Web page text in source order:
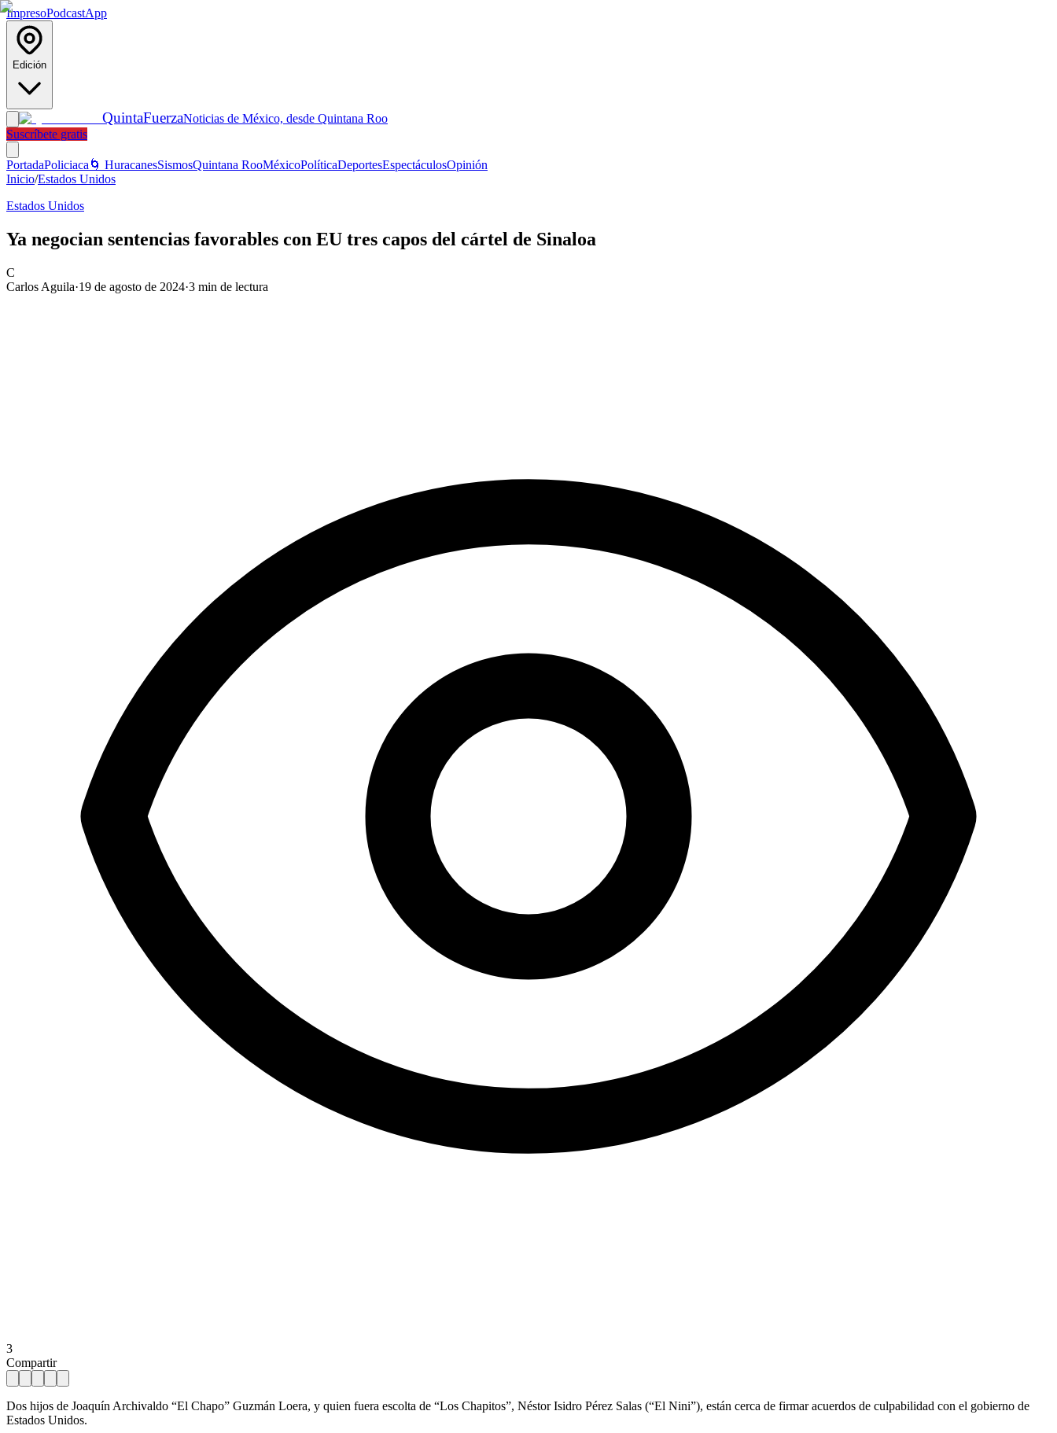
ImpresoPodcastApp
Edición
QuintaFuerzaNoticias de México, desde Quintana Roo
Suscríbete gratis
PortadaPoliciaca 🌀 HuracanesSismosQuintana RooMéxicoPolíticaDeportesEspectáculosOpinión
Inicio/Estados Unidos
Estados Unidos
Ya negocian sentencias favorables con EU tres capos del cártel de Sinaloa
C
Carlos Aguila·19 de agosto de 2024·3 min de lectura
3
Compartir
Dos hijos de Joaquín Archivaldo “El Chapo” Guzmán Loera, y quien fuera escolta de “Los Chapitos”, Néstor Isidro Pérez Salas (“El Nini”), están cerca de firmar acuerdos de culpabilidad con el gobierno de
Estados Unidos.